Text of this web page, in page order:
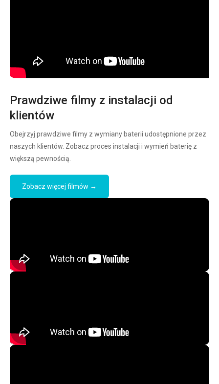
Prawdziwe filmy z instalacji od
klientów
Obejrzyj prawdziwe filmy z wymiany baterii udostępnione przez
naszych klientów. Zobacz proces instalacji i wymień baterię z
większą pewnością.
Zobacz więcej filmów →